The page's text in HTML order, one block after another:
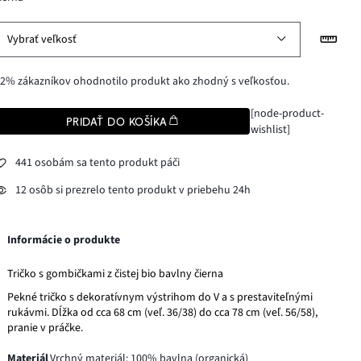
Vybrať veľkosť
zákazníkov ohodnotilo produkt ako zhodný s veľkosťou.
PRIDAŤ DO KOŠÍKA
[node-product-
wishlist]
441 osobám sa tento produkt páči
12 osôb si prezrelo tento produkt v priebehu 24h
Informácie o produkte
Tričko s gombičkami z čistej bio bavlny čierna
Pekné tričko s dekoratívnym výstrihom do V a s prestaviteľnými
rukávmi. Dĺžka od cca 68 cm (veľ. 36/38) do cca 78 cm (veľ. 56/58),
pranie v práčke.